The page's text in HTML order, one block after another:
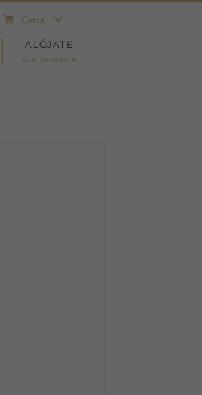
Cesta
ALÓJATE
con nosotros